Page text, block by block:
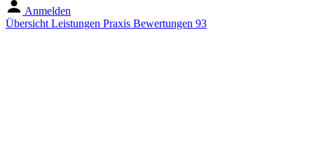
Anmelden
Übersicht Leistungen Praxis Bewertungen 93